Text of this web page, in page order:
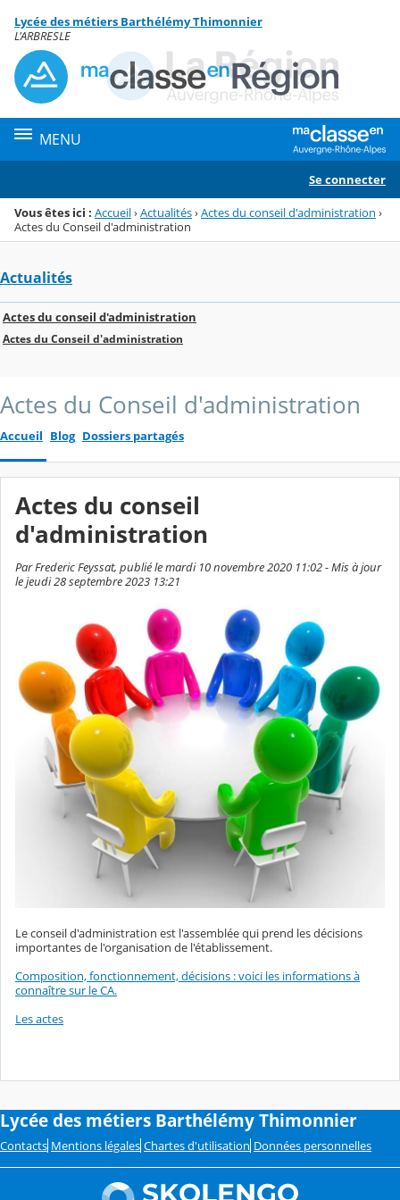
Menu de la rubrique
Contenu
Lycée des métiers Barthélémy Thimonnier
L'ARBRESLE
MENU
Se connecter
Vous êtes ici : Accueil›Actualités›Actes du conseil d'administration ›
Actes du Conseil d'administration
Actualités
Actes du conseil d'administration
Actes du Conseil d'administration
Actes du Conseil d'administration
Accueil Blog Dossiers partagés
Actes du conseil
d'administration
Par Frederic Feyssat, publié le mardi 10 novembre 2020 11:02 - Mis à jour
le jeudi 28 septembre 2023 13:21
Le conseil d'administration est l'assemblée qui prend les décisions
importantes de l'organisation de l'établissement.
Composition, fonctionnement, décisions : voici les informations à
connaître sur le CA.
Les actes
Lycée des métiers Barthélémy Thimonnier
Contacts Mentions légales Chartes d'utilisation Données personnelles